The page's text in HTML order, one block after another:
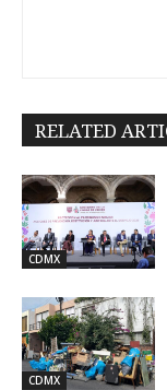
RELATED
CDMX
CDMX